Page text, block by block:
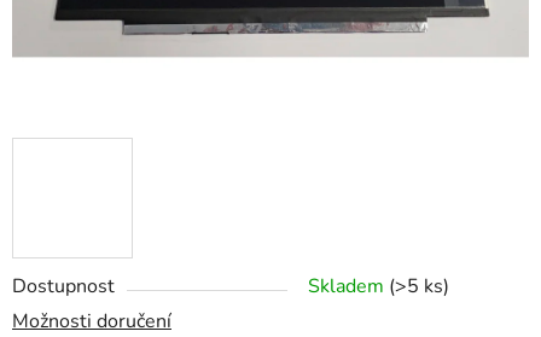
Dostupnost Skladem (>5 ks)
Možnosti doručení